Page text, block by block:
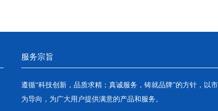
服务宗旨
遵循“科技创新，品质求精；真诚服务，铸就品牌”的方针，以
为导向，为广大用户提供满意的产品和服务。